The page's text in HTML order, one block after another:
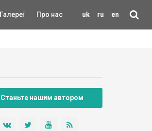
uk ru en
Галереї Про нас
Станьте нашим автором